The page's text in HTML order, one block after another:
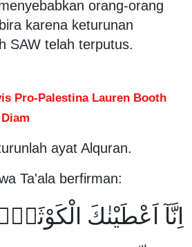
orang-orang
karena keturunan
SAW telah terputus.
Pro-Palestina Lauren Booth
ayat Alquran.
Ta'ala berfirman:
اِنَّآ اَعْطَيْنٰكَ